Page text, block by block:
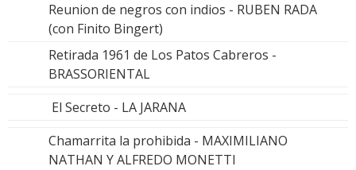
Reunion de negros con indios - RUBEN RADA
(con Finito Bingert)
Retirada 1961 de Los Patos Cabreros -
BRASSORIENTAL
El Secreto - LA JARANA
Chamarrita la prohibida - MAXIMILIANO
NATHAN Y ALFREDO MONETTI